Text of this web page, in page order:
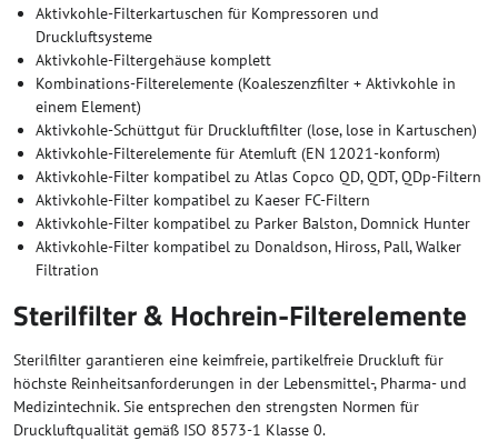
Aktivkohle-Filterkartuschen für Kompressoren und
Druckluftsysteme
Aktivkohle-Filtergehäuse komplett
Kombinations-Filterelemente (Koaleszenzfilter + Aktivkohle in
einem Element)
Aktivkohle-Schüttgut für Druckluftfilter (lose, lose in Kartuschen)
Aktivkohle-Filterelemente für Atemluft (EN 12021-konform)
Aktivkohle-Filter kompatibel zu Atlas Copco QD, QDT, QDp-Filtern
Aktivkohle-Filter kompatibel zu Kaeser FC-Filtern
Aktivkohle-Filter kompatibel zu Parker Balston, Domnick Hunter
Aktivkohle-Filter kompatibel zu Donaldson, Hiross, Pall, Walker
Filtration
Sterilfilter & Hochrein-Filterelemente
Sterilfilter garantieren eine keimfreie, partikelfreie Druckluft für
höchste Reinheitsanforderungen in der Lebensmittel-, Pharma- und
Medizintechnik. Sie entsprechen den strengsten Normen für
Druckluftqualität gemäß ISO 8573-1 Klasse 0.